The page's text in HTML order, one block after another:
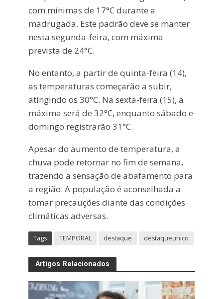
com mínimas de 17°C durante a
madrugada. Este padrão deve se manter
nesta segunda-feira, com máxima
prevista de 24°C.
No entanto, a partir de quinta-feira (14),
as temperaturas começarão a subir,
atingindo os 30°C. Na sexta-feira (15), a
máxima será de 32°C, enquanto sábado e
domingo registrarão 31°C.
Apesar do aumento de temperatura, a
chuva pode retornar no fim de semana,
trazendo a sensação de abafamento para
a região. A população é aconselhada a
tomar precauções diante das condições
climáticas adversas.
Tags TEMPORAL destaque destaqueunico
Artigos Relacionados